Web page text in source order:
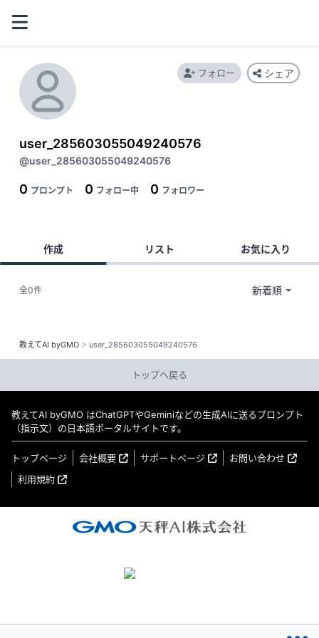
教えてAI byGMO user_285603055049240576
user_285603055049240576
@user_285603055049240576
0 プロンプト 0 フォロー中 0 フォロワー
フォロー シェア
作成 リスト お気に入り
全0件
トップへ戻る
教えてAI byGMO はChatGPTやGeminiなどの生成AIに送るプロンプト
（指示文）の日本語ポータルサイトです。
トップページ 会社概要 サポートページ
お問い合わせ
利用規約